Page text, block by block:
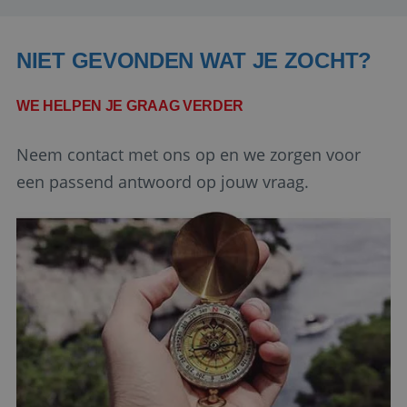
NIET GEVONDEN WAT JE ZOCHT?
WE HELPEN JE GRAAG VERDER
Neem contact met ons op en we zorgen voor
een passend antwoord op jouw vraag.
PHPSESSID
PHP.net
Sessie
Google Privacy Policy